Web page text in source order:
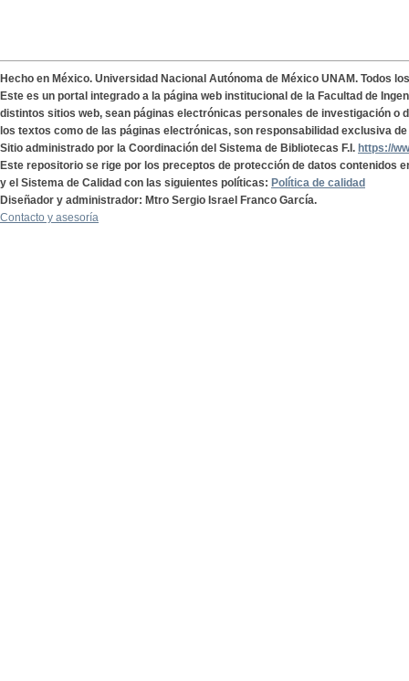
Hecho en México. Universidad Nacional Autónoma de México UNAM. Todos
Este es un portal integrado a la página web institucional de la Facultad de
distintos sitios web, sean páginas electrónicas personales de investigación o
los textos como de las páginas electrónicas, son responsabilidad exclusiva
Sitio administrado por la Coordinación del Sistema de Bibliotecas F.I. https://
Este repositorio se rige por los preceptos de protección de datos contenidos
y el Sistema de Calidad con las siguientes políticas: Política de calidad
Diseñador y administrador: Mtro Sergio Israel Franco García.
Contacto y asesoría